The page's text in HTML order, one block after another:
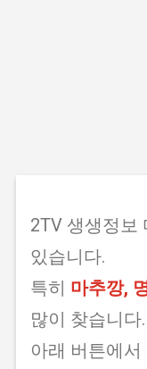
2TV 생생정보
있습니다.
특히 마추깡,
많이 찾습니다.
아래 버튼에